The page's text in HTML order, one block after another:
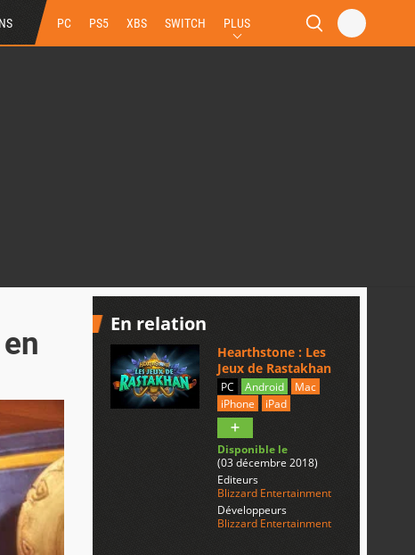
PC PS5 XBS SWITCH PLUS
En relation
Hearthstone : Les
Jeux de Rastakhan
PC Android
Mac
iPhone
iPad
Disponible le
(03 décembre 2018)
Editeurs
Blizzard Entertainment
Développeurs
Blizzard Entertainment